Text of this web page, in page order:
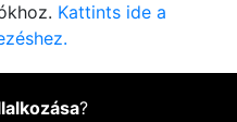
Kattints ide a
?